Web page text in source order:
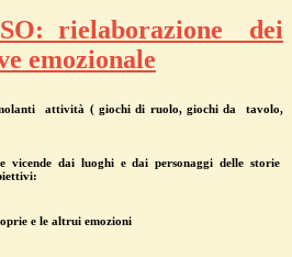
rielaborazione dei
emozionale
attività ( giochi di ruolo, giochi da
tavolo,
vicende dai luoghi e dai personaggi delle storie
e le altrui emozioni